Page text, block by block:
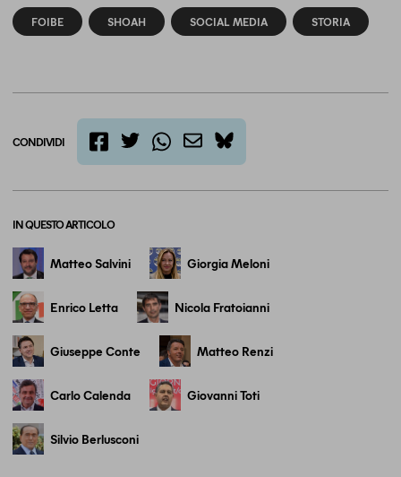
FOIBE SHOAH SOCIAL MEDIA STORIA
CONDIVIDI
bluesky
IN QUESTO ARTICOLO
Matteo Salvini Giorgia Meloni
Enrico Letta Nicola Fratoianni
Giuseppe Conte Matteo Renzi
Carlo Calenda Giovanni Toti
Silvio Berlusconi